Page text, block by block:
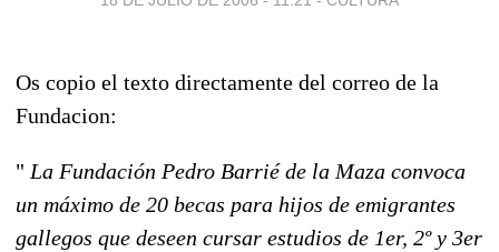
Os copio el texto directamente del correo de la
Fundacion:
" La Fundación Pedro Barrié de la Maza convoca
un máximo de 20 becas para hijos de emigrantes
gallegos que deseen cursar estudios de 1er, 2º y 3er